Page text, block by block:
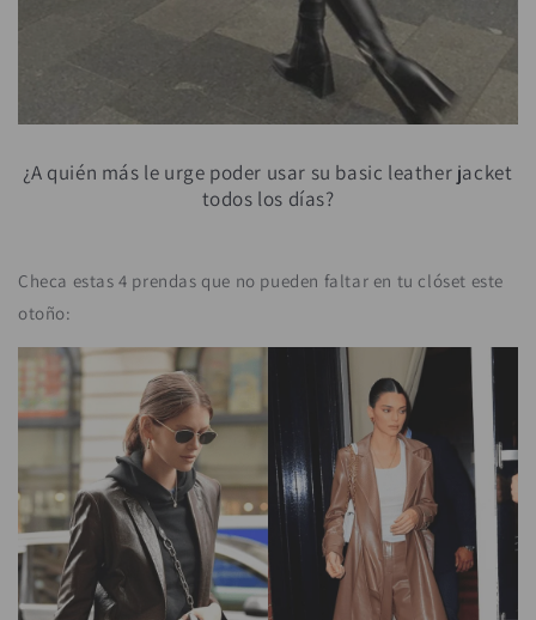
¿A quién más le urge poder usar su basic leather jacket
todos los días?
Checa estas 4 prendas que no pueden faltar en tu clóset este
otoño: